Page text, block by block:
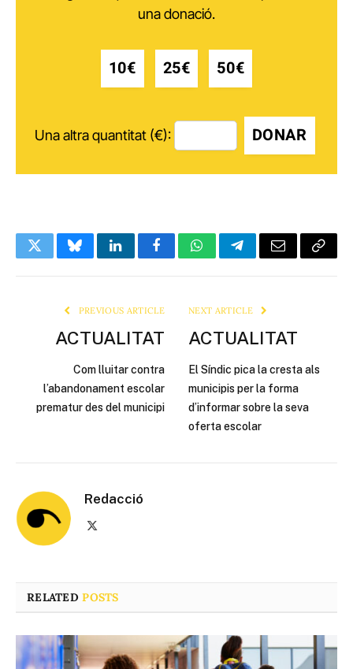
una donació.
10€ 25€ 50€
Una altra quantitat (€): DONAR
TwitterBlueskyLinkedInFacebookWhatsAppTelegramEmail Copy
PREVIOUS ARTICLE
ACTUALITAT
Com lluitar contra
l’abandonament escolar
prematur des del municipi
NEXT ARTICLE
ACTUALITAT
El Síndic pica la cresta als
municipis per la forma
d’informar sobre la seva
oferta escolar
Redacció
RELATEDPOSTS